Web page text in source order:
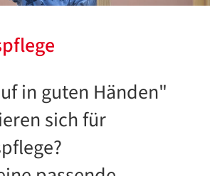
in guten Händen"
sich für